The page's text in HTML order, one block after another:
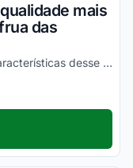
mais
das
Confira diretamente no site todas as características desse novo smartphone Motorola e aproveite!